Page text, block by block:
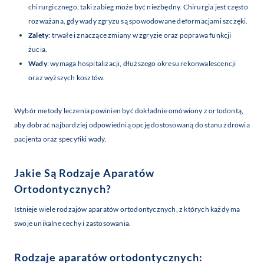
chirurgicznego, taki zabieg może być niezbędny. Chirurgia jest często
rozważana, gdy wady zgryzu są spowodowane deformacjami szczęki.
Zalety: trwałe i znaczące zmiany w zgryzie oraz poprawa funkcji
żucia.
Wady: wymaga hospitalizacji, dłuższego okresu rekonwalescencji
oraz wyższych kosztów.
Wybór metody leczenia powinien być dokładnie omówiony z ortodontą,
aby dobrać najbardziej odpowiednią opcję dostosowaną do stanu zdrowia
pacjenta oraz specyfiki wady.
Jakie Są Rodzaje Aparatów
Ortodontycznych?
Istnieje wiele rodzajów aparatów ortodontycznych, z których każdy ma
swoje unikalne cechy i zastosowania.
Rodzaje aparatów ortodontycznych: